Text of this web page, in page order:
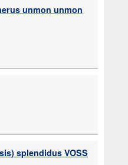
unmon unmon
splendidus VOSS